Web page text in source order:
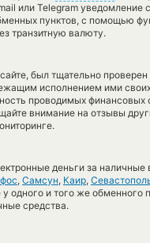
или Telegram уведомление
пунктов, с помощью
транзитную валюту.
был тщательно
исполнением ими
проводимых
внимание на отзывы
деньги за наличные
, Самсун, Каир,
одного и того же обменного
средства.